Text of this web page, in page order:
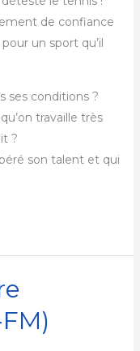
de confiance
un sport qu’il
ses conditions ?
travaille très
?
son talent et qui